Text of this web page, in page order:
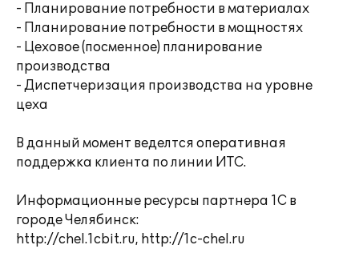
- Планирование потребности в материалах
- Планирование потребности в мощностях
- Цеховое (посменное) планирование
производства
- Диспетчеризация производства на уровне
цеха
В данный момент веделтся оперативная
поддержка клиента по линии ИТС.
Информационные ресурсы партнера 1С в
городе Челябинск:
http://chel.1cbit.ru, http://1c-chel.ru